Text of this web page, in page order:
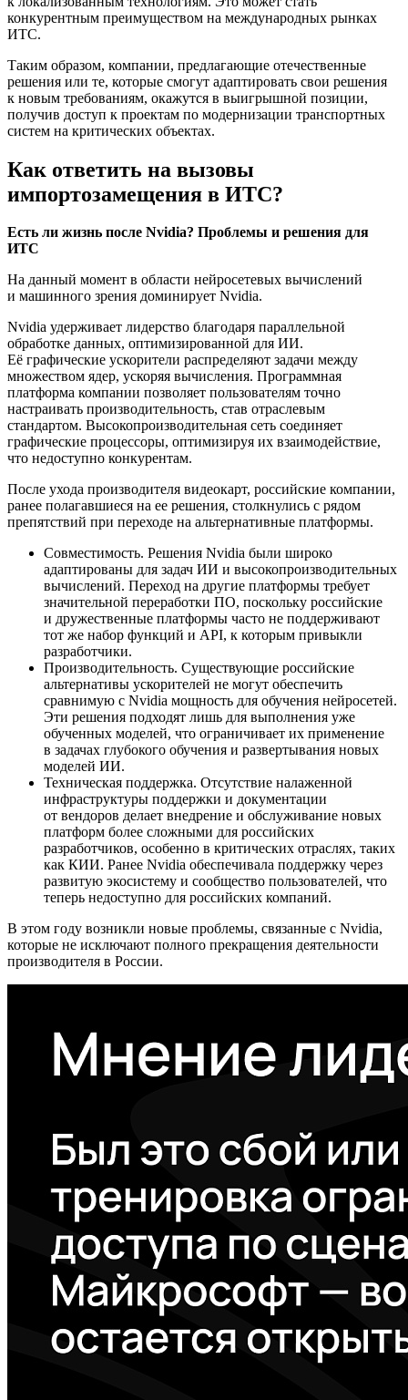
конкурентным преимуществом на международных рынках
ИТС.
Таким образом, компании, предлагающие отечественные
решения или те, которые смогут адаптировать свои решения
к новым требованиям, окажутся в выигрышной позиции,
получив доступ к проектам по модернизации транспортных
систем на критических объектах.
Как ответить на вызовы
импортозамещения в ИТС?
Есть ли жизнь после Nvidia? Проблемы и решения для
ИТС
На данный момент в области нейросетевых вычислений
и машинного зрения доминирует Nvidia.
Nvidia удерживает лидерство благодаря параллельной
обработке данных, оптимизированной для ИИ.
Её графические ускорители распределяют задачи между
множеством ядер, ускоряя вычисления. Программная
платформа компании позволяет пользователям точно
настраивать производительность, став отраслевым
стандартом. Высокопроизводительная сеть соединяет
графические процессоры, оптимизируя их взаимодействие,
что недоступно конкурентам.
После ухода производителя видеокарт, российские компании,
ранее полагавшиеся на ее решения, столкнулись с рядом
препятствий при переходе на альтернативные платформы.
Совместимость. Решения Nvidia были широко
адаптированы для задач ИИ и высокопроизводительных
вычислений. Переход на другие платформы требует
значительной переработки ПО, поскольку российские
и дружественные платформы часто не поддерживают
тот же набор функций и API, к которым привыкли
разработчики​.
Производительность. Существующие российские
альтернативы ускорителей не могут обеспечить
сравнимую с Nvidia мощность для обучения нейросетей.
Эти решения подходят лишь для выполнения уже
обученных моделей, что ограничивает их применение
в задачах глубокого обучения и развертывания новых
моделей ИИ​.
Техническая поддержка. Отсутствие налаженной
инфраструктуры поддержки и документации
от вендоров делает внедрение и обслуживание новых
платформ более сложными для российских
разработчиков, особенно в критических отраслях, таких
как КИИ. Ранее Nvidia обеспечивала поддержку через
развитую экосистему и сообщество пользователей, что
теперь недоступно для российских компаний​.
В этом году возникли новые проблемы, связанные с Nvidia,
которые не исключают полного прекращения деятельности
производителя в России.